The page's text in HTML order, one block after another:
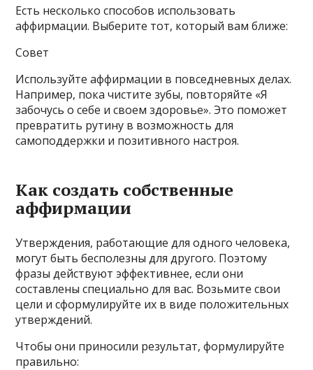
Есть несколько способов использовать
аффирмации. Выберите тот, который вам ближе:
Совет
Используйте аффирмации в повседневных делах.
Например, пока чистите зубы, повторяйте «Я
забочусь о себе и своем здоровье». Это поможет
превратить рутину в возможность для
самоподдержки и позитивного настроя.
Как создать собственные
аффирмации
Утверждения, работающие для одного человека,
могут быть бесполезны для другого. Поэтому
фразы действуют эффективнее, если они
составлены специально для вас. Возьмите свои
цели и сформулируйте их в виде положительных
утверждений.
Чтобы они приносили результат, формулируйте
правильно: